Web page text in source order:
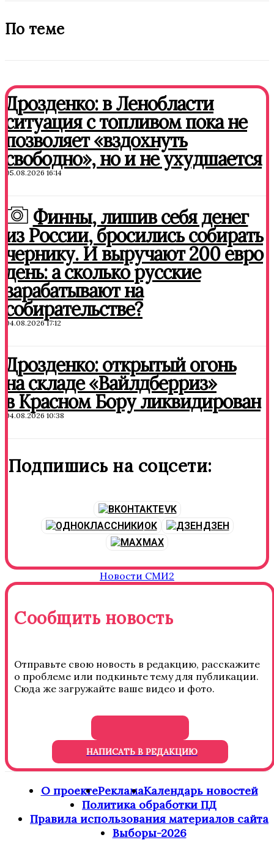
По теме
Дрозденко: в Ленобласти
ситуация с топливом пока не
позволяет «вздохнуть
свободно», но и не ухудшается
05.08.2026 16:14
Финны, лишив себя денег
из России, бросились собирать
чернику. И выручают 200 евро
день: а сколько русские
зарабатывают на
собирательстве?
04.08.2026 17:12
Дрозденко: открытый огонь
на складе «Вайлдберриз»
в Красном Бору ликвидирован
04.08.2026 10:38
Подпишись на соцсети:
VK
OK
ДЗЕН
MAX
Новости СМИ2
Сообщить новость
Отправьте свою новость в редакцию, расскажите
о проблеме или подкиньте тему для публикации.
Сюда же загружайте ваше видео и фото.
НАПИСАТЬ В РЕДАКЦИЮ
О проектеРекламаКалендарь новостей
Политика обработки ПД
Правила использования материалов сайта
Выборы-2026